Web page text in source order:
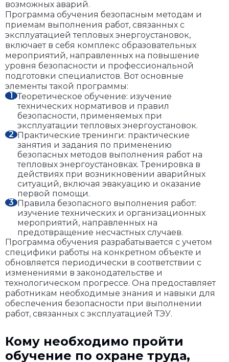
возможных аварий.
Программа обучения безопасным методам и
приемам выполнения работ, связанных с
эксплуатацией тепловых энергоустановок,
включает в себя комплекс образовательных
мероприятий, направленных на повышение
уровня безопасности и профессиональной
подготовки специалистов. Вот основные
элементы такой программы:
Теоретическое обучение: изучение
технических нормативов и правил
безопасности, применяемых при
эксплуатации тепловых энергоустановок.
Практические тренинги: практические
занятия и задания по применению
безопасных методов выполнения работ на
тепловых энергоустановках. Тренировка в
действиях при возникновении аварийных
ситуаций, включая эвакуацию и оказание
первой помощи.
Правила безопасного выполнения работ:
изучение технических и организационных
мероприятий, направленных на
предотвращение несчастных случаев.
Программа обучения разрабатывается с учетом
специфики работы на конкретном объекте и
обновляется периодически в соответствии с
изменениями в законодательстве и
технологическом прогрессе. Она предоставляет
работникам необходимые знания и навыки для
обеспечения безопасности при выполнении
работ, связанных с эксплуатацией ТЭУ.
Кому необходимо пройти
обучение по охране труда,